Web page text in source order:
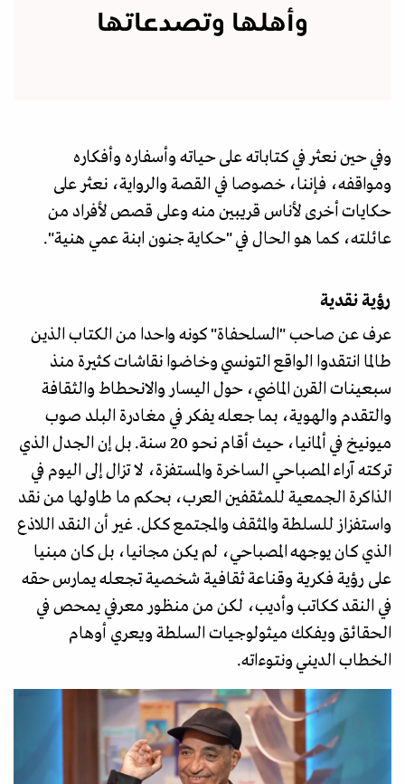
وأهلها وتصدعاتها
وفي حين نعثر في كتاباته على حياته وأسفاره وأفكاره
ومواقفه، فإننا، خصوصا في القصة والرواية، نعثر على
حكايات أخرى لأناس قريبين منه وعلى قصص لأفراد من
عائلته، كما هو الحال في "حكاية جنون ابنة عمي هنية".
رؤية نقدية
عرف عن صاحب "السلحفاة" كونه واحدا من الكتاب الذين
طالما انتقدوا الواقع التونسي وخاضوا نقاشات كثيرة منذ
سبعينات القرن الماضي، حول اليسار والانحطاط والثقافة
والتقدم والهوية، بما جعله يفكر في مغادرة البلد صوب
ميونيخ في ألمانيا، حيث أقام نحو 20 سنة. بل إن الجدل الذي
تركته آراء المصباحي الساخرة والمستفزة، لا تزال إلى اليوم في
الذاكرة الجمعية للمثقفين العرب، بحكم ما طاولها من نقد
واستفزاز للسلطة والمثقف والمجتمع ككل. غير أن النقد اللاذع
الذي كان يوجهه المصباحي، لم يكن مجانيا، بل كان مبنيا
على رؤية فكرية وقناعة ثقافية شخصية تجعله يمارس حقه
في النقد ككاتب وأديب، لكن من منظور معرفي يمحص في
الحقائق ويفكك ميثولوجيات السلطة ويعري أوهام
الخطاب الديني ونتوءاته.